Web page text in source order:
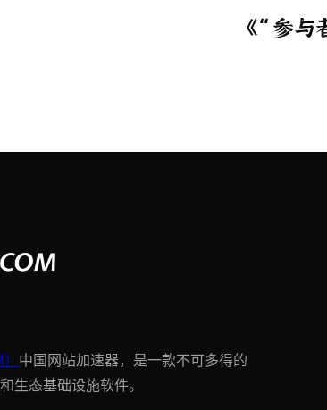
《“ 参
中国网站加速器，是一款不可多得的
生态基础设施软件。